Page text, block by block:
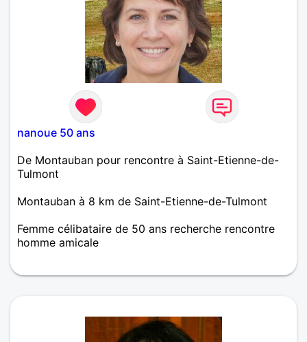
nanoue 50 ans
De Montauban pour rencontre à Saint-Etienne-de-
Tulmont
Montauban à 8 km de Saint-Etienne-de-Tulmont
Femme célibataire de 50 ans recherche rencontre
homme amicale
pour partager ma vie. Je souhaiterai qu'il soit doux,